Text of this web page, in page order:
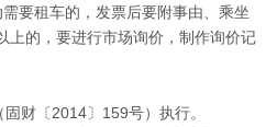
要租车的，发票后要附事由、乘坐
的，要进行市场询价，制作询价记
财〔2014〕159号）执行。